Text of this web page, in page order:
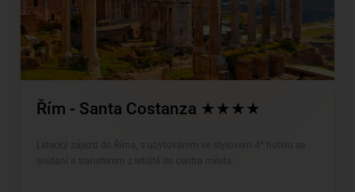
Řím - Santa Costanza ★★★★